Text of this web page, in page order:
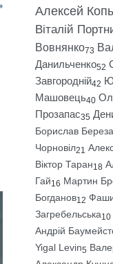
Алексей
Віталій
Вовнянко73
Данильченко52
Завгородній42
Машовець40
Прозапас35
Борислав Береза
Чорновіл21
Віктор Таран18
Гай16 Мартин
Богданов12
Загребельська10
Андрій
Yigal Levin5